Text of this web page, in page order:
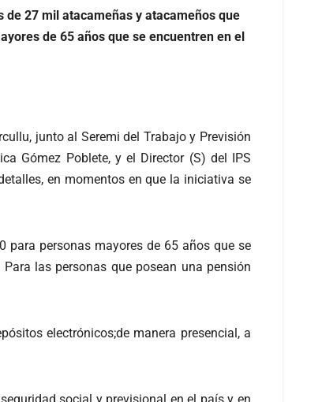
27 mil atacameñas y atacameños que
de 65 años que se encuentren en el
junto al Seremi del Trabajo y Previsión
Gómez Poblete, y el Director (S) del IPS
en momentos en que la iniciativa se
para personas mayores de 65 años que se
las personas que posean una pensión
electrónicos;de manera presencial, a
social y previsional en el país y en